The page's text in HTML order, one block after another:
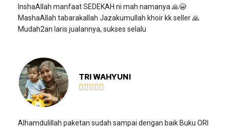
InshaAllah manfaat SEDEKAH ni mah namanya 🙏😭
MashaAllah tabarakallah Jazakumullah khoir kk seller 🙏
Mudah2an laris jualannya, sukses selalu
TRI WAHYUNI
    
Alhamdulillah paketan sudah sampai dengan baik Buku ORI